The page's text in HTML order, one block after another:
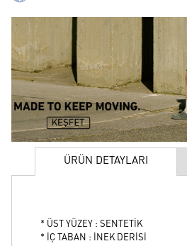
ÜRÜN DETAYLARI
* ÜST YÜZEY : SENTETİK
* İÇ TABAN : İNEK DERİSİ